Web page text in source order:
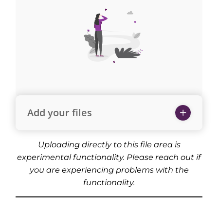
Add your files
Uploading directly to this file area is
experimental functionality. Please reach out if
you are experiencing problems with the
functionality.